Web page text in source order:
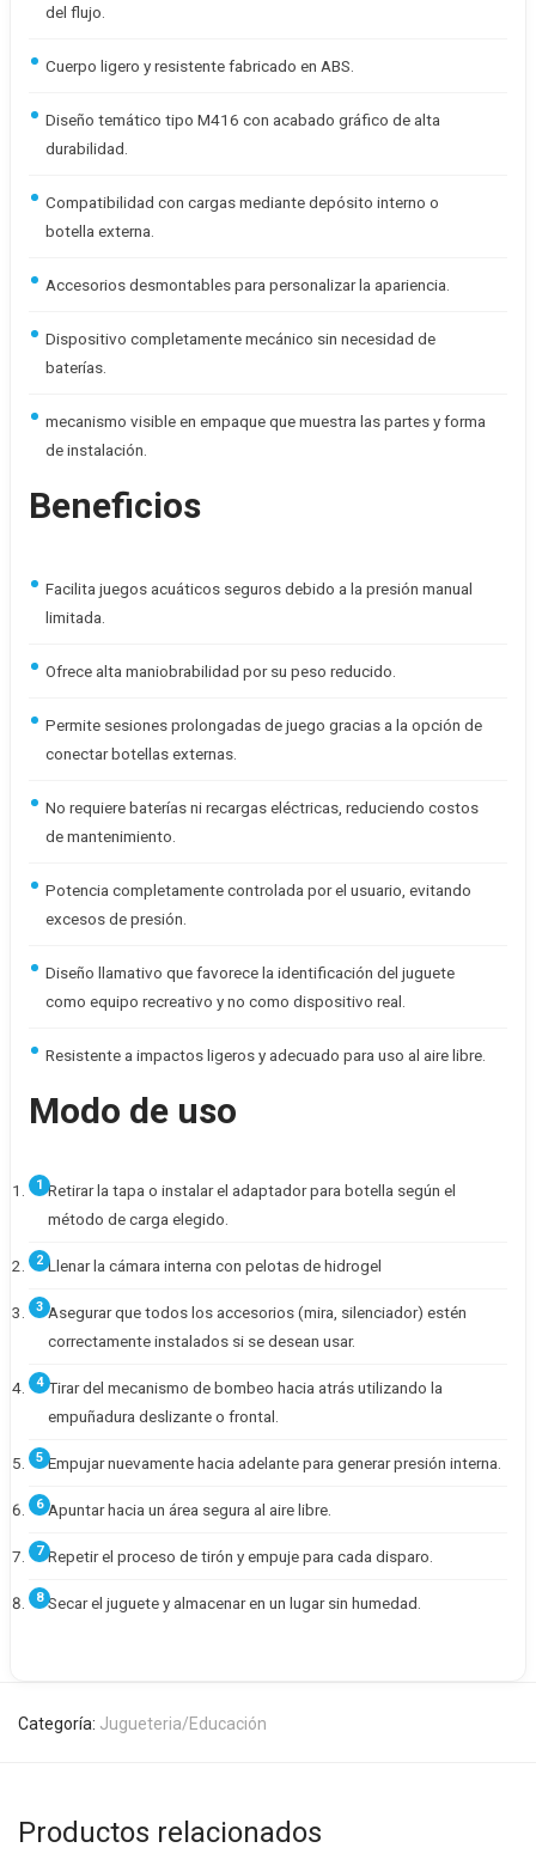
del flujo.
Cuerpo ligero y resistente fabricado en ABS.
Diseño temático tipo M416 con acabado gráfico de alta
durabilidad.
Compatibilidad con cargas mediante depósito interno o
botella externa.
Accesorios desmontables para personalizar la apariencia.
Dispositivo completamente mecánico sin necesidad de
baterías.
mecanismo visible en empaque que muestra las partes y forma
de instalación.
Beneficios
Facilita juegos acuáticos seguros debido a la presión manual
limitada.
Ofrece alta maniobrabilidad por su peso reducido.
Permite sesiones prolongadas de juego gracias a la opción de
conectar botellas externas.
No requiere baterías ni recargas eléctricas, reduciendo costos
de mantenimiento.
Potencia completamente controlada por el usuario, evitando
excesos de presión.
Diseño llamativo que favorece la identificación del juguete
como equipo recreativo y no como dispositivo real.
Resistente a impactos ligeros y adecuado para uso al aire libre.
Modo de uso
Retirar la tapa o instalar el adaptador para botella según el
método de carga elegido.
Llenar la cámara interna con pelotas de hidrogel
Asegurar que todos los accesorios (mira, silenciador) estén
correctamente instalados si se desean usar.
Tirar del mecanismo de bombeo hacia atrás utilizando la
empuñadura deslizante o frontal.
Empujar nuevamente hacia adelante para generar presión interna.
Apuntar hacia un área segura al aire libre.
Repetir el proceso de tirón y empuje para cada disparo.
Secar el juguete y almacenar en un lugar sin humedad.
Categoría: Jugueteria/Educación
Productos relacionados